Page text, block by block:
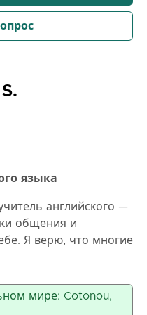
быть приятным,
Моя цель —
языка
английского —
общения и
Я верю, что многие
но им нужно
на то,
естественно,
мире: Cotonou,